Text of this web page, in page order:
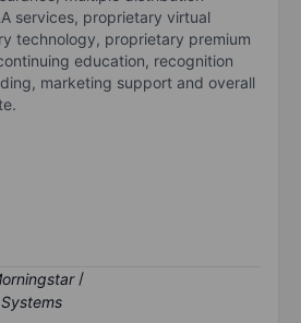
services, proprietary virtual
technology, proprietary premium
education, recognition
marketing support and overall
/